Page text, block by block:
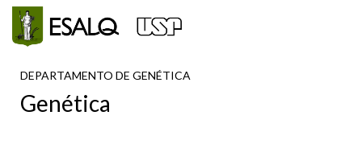
Pular para o conteúdo principal
DEPARTAMENTO DE GENÉTICA
Genética